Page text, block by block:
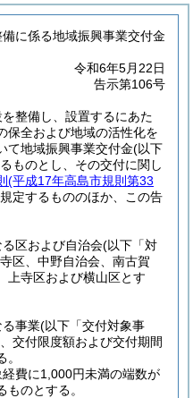
に係る地域振興事業交付金
令和6年5月22日
告示第106号
整備し、設置するにあた
保全および地域の活性化を
て地域振興事業交付金(以下
ものとし、その交付に関し
(平成17年高島市規則第33
定するもののほか、この告
区および自治会(以下「対
区、中野自治会、南古賀
上寺区および横山区とす
事業(以下「交付対象事
交付限度額および交付期間
費に1,000円未満の端数が
のとする。